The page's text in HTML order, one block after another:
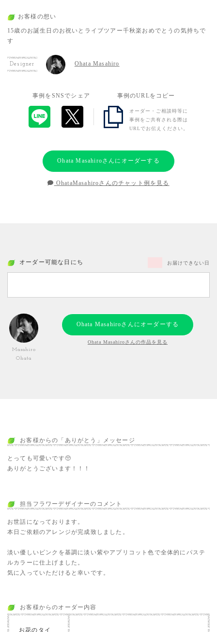
お客様の想い
15歳のお誕生日のお祝いとライブツアー千秋楽おめでとうの気持ちで
す
Designer Ohata Masahiro
事例をSNSでシェア 事例のURLをコピー
オーダー・ご相談時等に
事例をご共有される際は
URLでお伝えください。
Ohata Masahiroさんにオーダーする
OhataMasahiroさんのチャット例を見る
オーダー可能な日にち お届けできない日
Masahiro
Ohata
Ohata Masahiroさんにオーダーする
Ohata Masahiroさんの作品を見る
お客様からの「ありがとう」メッセージ
とっても可愛いです🥺
ありがとうございます！！！
担当フラワーデザイナーのコメント
お世話になっております。
本日ご依頼のアレンジが完成致しました。
淡い優しいピンクを基調に淡い紫やアプリコット色で全体的にパステ
ルカラーに仕上げました。
気に入っていただけると幸いです。
お客様からのオーダー内容
お花のタイ